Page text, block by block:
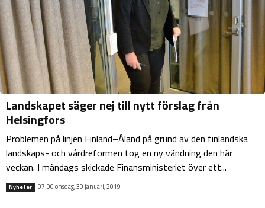
Landskapet säger nej till nytt förslag från
Helsingfors
Problemen på linjen Finland–Åland på grund av den finländska
landskaps- och vårdreformen tog en ny vändning den här
veckan. I måndags skickade Finansministeriet över ett...
Nyheter 07:00 onsdag, 30 januari, 2019